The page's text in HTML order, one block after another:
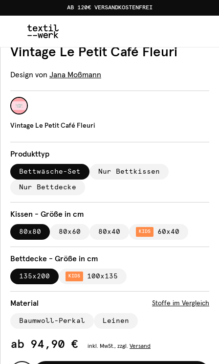
AB 120€ VERSANDKOSTENFREI
Produkte Bettwäsche Vintage Le Petit Café
Bettwäsche
Vintage Le Petit Café Fleuri
Design von Jana Moßmann
Vintage Le Petit Café Fleuri
Produkttyp
Bettwäsche-Set Nur Bettkissen
Nur Bettdecke
Kissen - Größe in cm
80x80 80x60 80x40 KIDS 60x40
Bettdecke - Größe in cm
135x200 KIDS 100x135
Material Stoffe im Vergleich
Baumwoll-Perkal Leinen
ab 94,90 € inkl. MwSt., zzgl. Versand